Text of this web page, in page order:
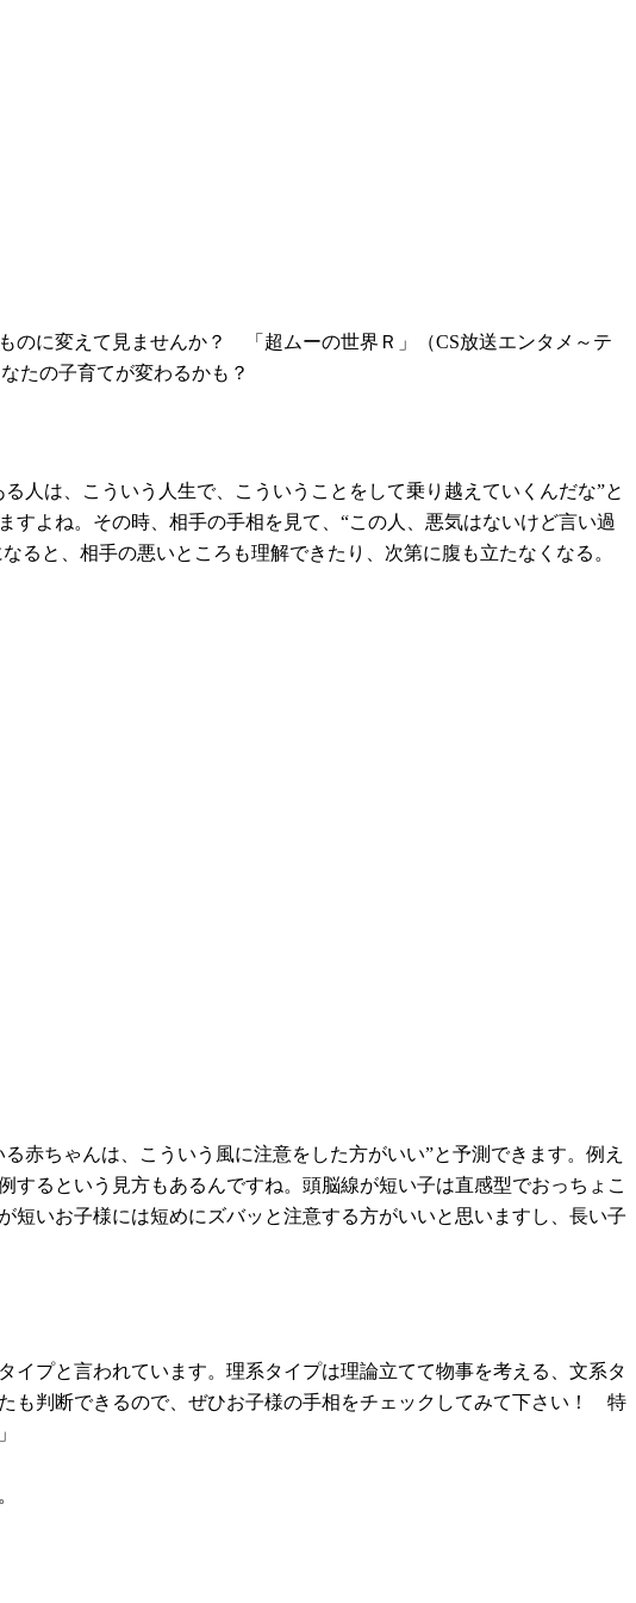
に変えて見ませんか？ 「超ムーの世界Ｒ」（CS放送エンタメ～テ
たの子育てが変わるかも？
人は、こういう人生で、こういうことをして乗り越えていくんだな”と
よね。その時、相手の手相を見て、“この人、悪気はないけど言い過
ると、相手の悪いところも理解できたり、次第に腹も立たなくなる。
赤ちゃんは、こういう風に注意をした方がいい”と予測できます。例え
るという見方もあるんですね。頭脳線が短い子は直感型でおっちょこ
いお子様には短めにズバッと注意する方がいいと思いますし、長い子
イプと言われています。理系タイプは理論立てて物事を考える、文系タ
も判断できるので、ぜひお子様の手相をチェックしてみて下さい！ 特